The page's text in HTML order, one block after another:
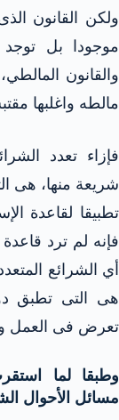
ولكن القانون
موجودا بل توجد
والقانون
مالطه واغلبها
فإزاء تعدد
تطبيقا لقاعدة
فإنه لم ترد
أي الشرائع
هى التى تطبق
تعرض فى العمل
وطبقا لما
مسائل الأحوال